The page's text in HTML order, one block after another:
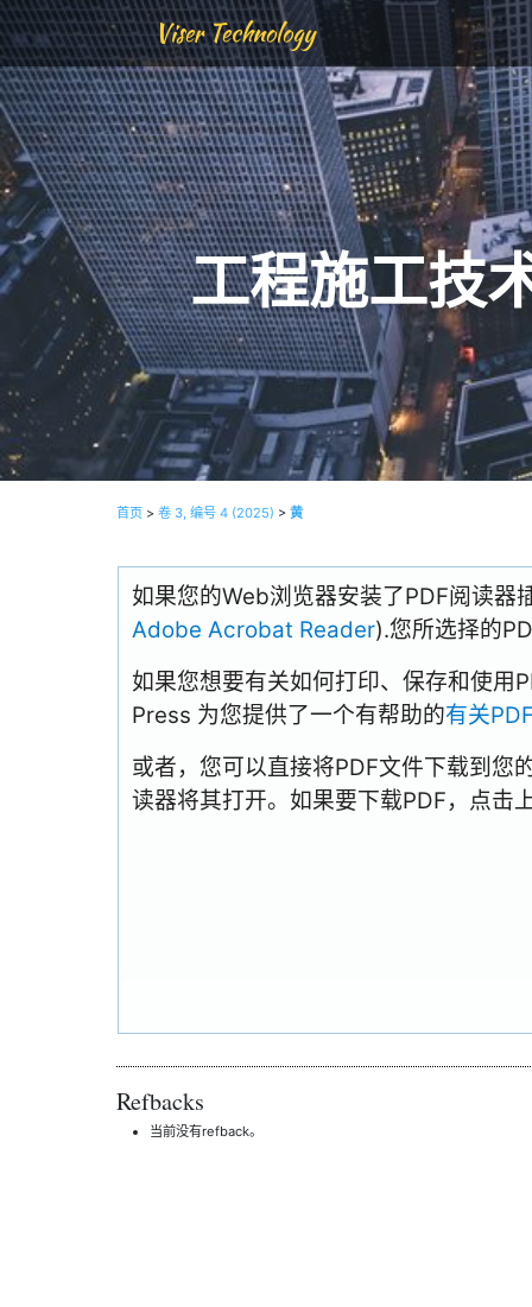
Viser Technology
工程施工技
首页 > 卷 3, 编号 4 (2025) > 黄
如果您的Web浏览器安装了PDF阅读器
Adobe Acrobat Reader).您所选择的
如果您想要有关如何打印、保存和使用
Press 为您提供了一个有帮助的有关
或者，您可以直接将PDF文件下载到您
读器将其打开。如果要下载PDF，点击
Refbacks
当前没有refback。